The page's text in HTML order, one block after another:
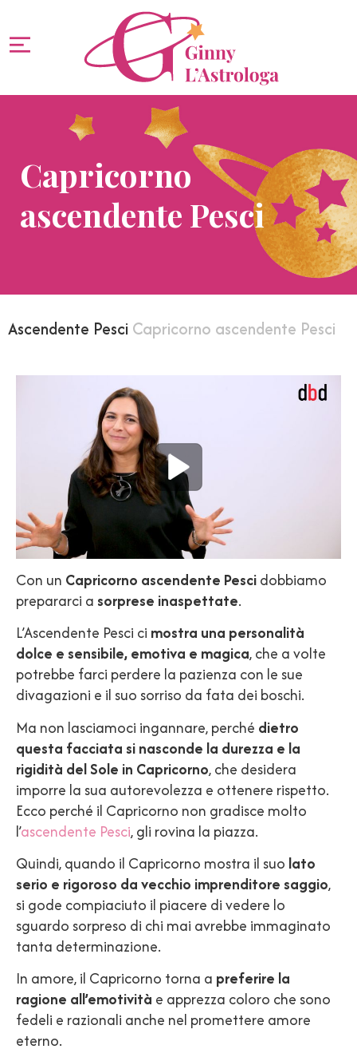
Capricorno
ascendente Pesci
Ascendente Pesci Capricorno ascendente Pesci
Con un Capricorno ascendente Pescidobbiamo
prepararci a sorprese inaspettate.
L’Ascendente Pesci ci mostra una personalità
dolce e sensibile, emotiva e magica, che a volte
potrebbe farci perdere la pazienza con le sue
divagazioni e il suo sorriso da fata dei boschi.
Ma non lasciamoci ingannare, perché dietro
questa facciata si nasconde la durezza e la
rigidità del Sole in Capricorno, che desidera
imporre la sua autorevolezza e ottenere rispetto.
Ecco perché il Capricorno non gradisce molto
l’ascendente Pesci, gli rovina la piazza.
Quindi, quando il Capricorno mostra il suo lato
serio e rigoroso da vecchio imprenditore saggio,
si gode compiaciuto il piacere di vedere lo
sguardo sorpreso di chi mai avrebbe immaginato
tanta determinazione.
In amore, il Capricorno torna a preferire la
ragione all’emotività e apprezza coloro che sono
fedeli e razionali anche nel promettere amore
eterno.